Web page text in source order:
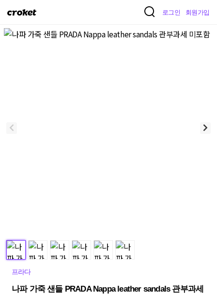
크
켓
로그인 회원가입
프라다
나파 가죽 샌들 PRADA Nappa leather sandals 관부과세